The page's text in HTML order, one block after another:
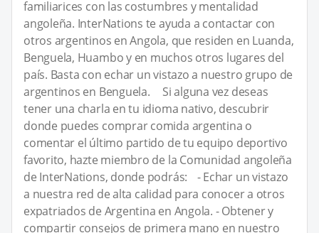
familiarices con las costumbres y mentalidad
angoleña. InterNations te ayuda a contactar con
otros argentinos en Angola, que residen en Luanda,
Benguela, Huambo y en muchos otros lugares del
país. Basta con echar un vistazo a nuestro grupo de
argentinos en Benguela. Si alguna vez deseas
tener una charla en tu idioma nativo, descubrir
donde puedes comprar comida argentina o
comentar el último partido de tu equipo deportivo
favorito, hazte miembro de la Comunidad angoleña
de InterNations, donde podrás: - Echar un vistazo
a nuestra red de alta calidad para conocer a otros
expatriados de Argentina en Angola. - Obtener y
compartir consejos de primera mano en nuestro